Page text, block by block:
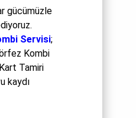
gücümüzle
Servisi;
Kombi
Tamiri
kaydı